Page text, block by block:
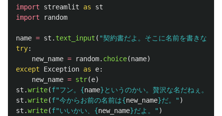
import streamlit as
st
import
random
name = st . text_input ( "契約書だよ。そこに名前を書きな。
try:
new_name = random. choice(name)
except
Exception as e:
new_name = str(e)
st .write(f"フン。 {name}というのかい。贅沢な名だねぇ。
st .write(f"今からお前の名前は{new_name}だ。 " )
st .write(f"いいかい、 {new_name}だよ。 " )